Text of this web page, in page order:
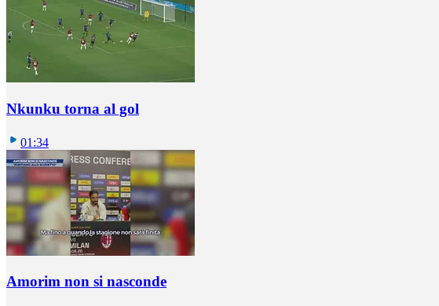
Nkunku torna al gol
01:34
Amorim non si nasconde